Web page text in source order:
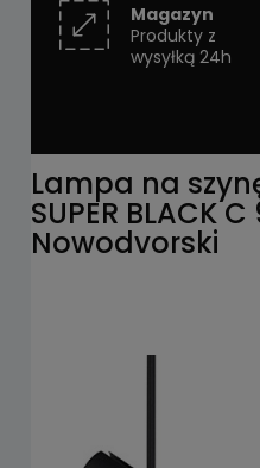
Magazyn
Produkty z
wysyłką 24h
Lampa na szynę
SUPER BLACK
Nowodvorski